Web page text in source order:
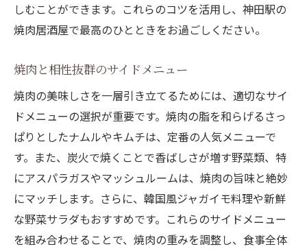
しむことができます。これらのコツを活用し、神田駅の
焼肉居酒屋で最高のひとときをお過ごしください。
焼肉と相性抜群のサイドメニュー
焼肉の美味しさを一層引き立てるためには、適切なサイ
ドメニューの選択が重要です。焼肉の脂を和らげるさっ
ぱりとしたナムルやキムチは、定番の人気メニューで
す。また、炭火で焼くことで香ばしさが増す野菜類、特
にアスパラガスやマッシュルームは、焼肉の旨味と絶妙
にマッチします。さらに、韓国風ジャガイモ料理や新鮮
な野菜サラダもおすすめです。これらのサイドメニュー
を組み合わせることで、焼肉の重みを調整し、食事全体